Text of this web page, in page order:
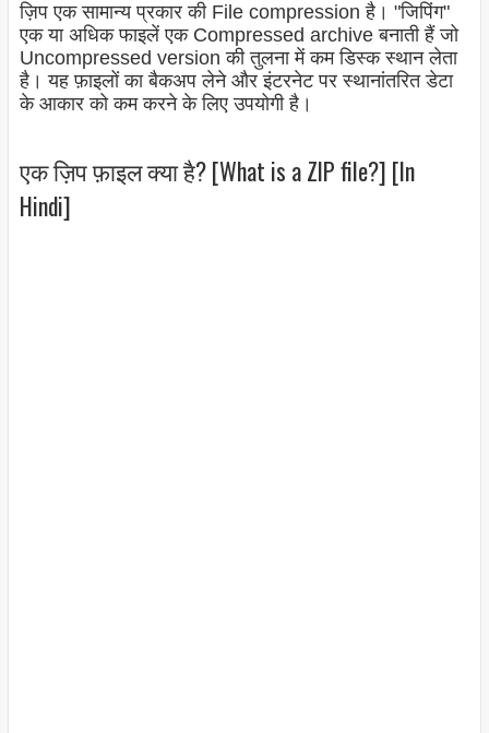
ज़िप एक सामान्य प्रकार की File compression है। "जिपिंग"
एक या अधिक फाइलें एक Compressed archive बनाती हैं जो
Uncompressed version की तुलना में कम डिस्क स्थान लेता
है। यह फ़ाइलों का बैकअप लेने और इंटरनेट पर स्थानांतरित डेटा
के आकार को कम करने के लिए उपयोगी है।
एक ज़िप फ़ाइल क्या है? [What is a ZIP file?] [In
Hindi]